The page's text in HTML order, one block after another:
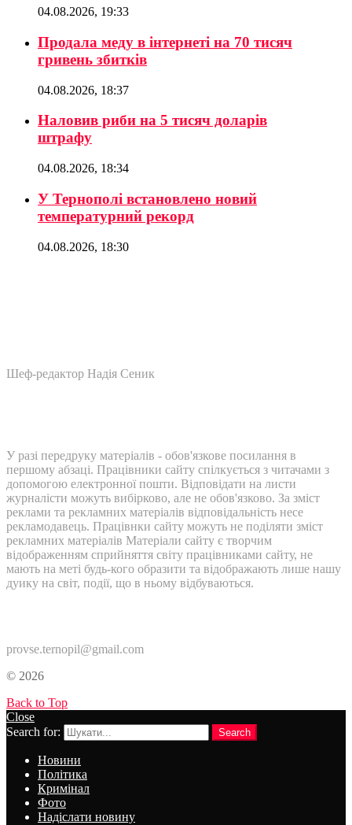
04.08.2026, 19:33
Продала меду в інтернеті на 70 тисяч
гривень збитків
04.08.2026, 18:37
Наловив риби на 5 тисяч доларів
штрафу
04.08.2026, 18:34
У Тернополі встановлено новий
температурний рекорд
04.08.2026, 18:30
Шеф-редактор Надія Сеник
У разі передруку матеріалів - обов'язкове посилання в
першому абзаці. Працівники сайту спілкується з читачами з
допомогою електронної пошти. Відповідати на листи
журналісти можуть вибірково, але не обов'язково. За зміст
реклами та рекламних матеріалів відповідальність несе
рекламодавець. Працівнки сайту можуть не поділяти зміст
рекламних матеріалів Матеріали сайту є творчим
відображенням сприйняття світу працівниками сайту, не
мають на меті будь-кого образити та відображають лише нашу
дуику на світ, події, що в ньому відбуваються.
provse.ternopil@gmail.com
© 2026
Back to Top
Close
Search for:
Search
Новини
Політика
Кримінал
Фото
Надіслати новину